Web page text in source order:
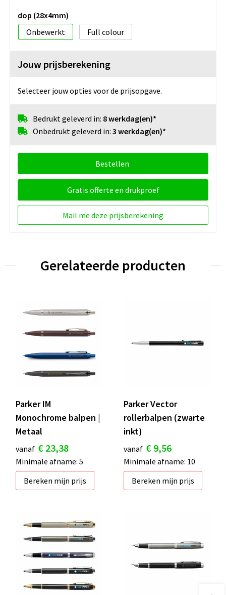
dop (28x4mm)
Onbewerkt
Full colour
Jouw prijsberekening
Selecteer jouw opties voor de prijsopgave.
Bedrukt geleverd in: 8 werkdag(en)*
Onbedrukt geleverd in: 3 werkdag(en)*
Bestellen
Gratis offerte en drukproef
Mail me deze prijsberekening
Gerelateerde producten
Parker IM
Monochrome balpen |
Metaal
vanaf € 23,38
Minimale afname: 5
Bereken mijn prijs
Parker Vector
rollerbalpen (zwarte
inkt)
vanaf € 9,56
Minimale afname: 10
Bereken mijn prijs